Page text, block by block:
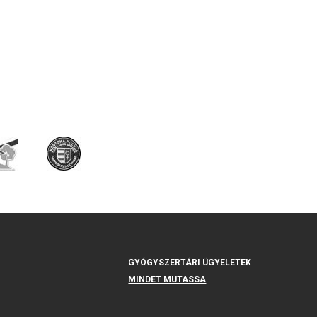
GYÓGYSZERTÁRI ÜGYELETEK
MINDET MUTASSA